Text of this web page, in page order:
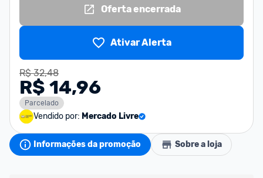
Oferta encerrada
Ativar Alerta
R$ 32,48
R$ 14,96
Parcelado
Vendido por: Mercado Livre
Informações da promoção Sobre a loja